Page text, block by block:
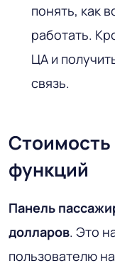
понять, как
работать.
ЦА и
связь.
Стоимость
функций
Панель
долларов. Это
пользователю